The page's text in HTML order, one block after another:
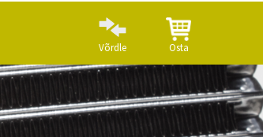
Osta
Võrdle